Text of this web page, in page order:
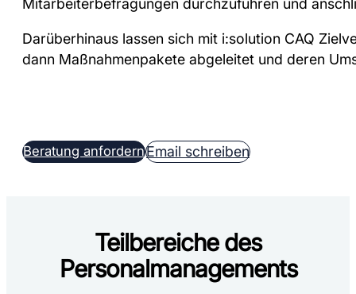
Darüberhinaus lassen sich mit i:solution CAQ
dann Maßnahmenpakete abgeleitet und deren
Beratung anfordernEmail schreiben
Teilbereiche des
Personalmanagements